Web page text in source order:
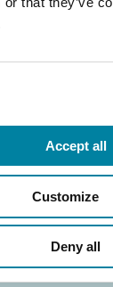
Accept all
Customize
Deny all
Group.
en